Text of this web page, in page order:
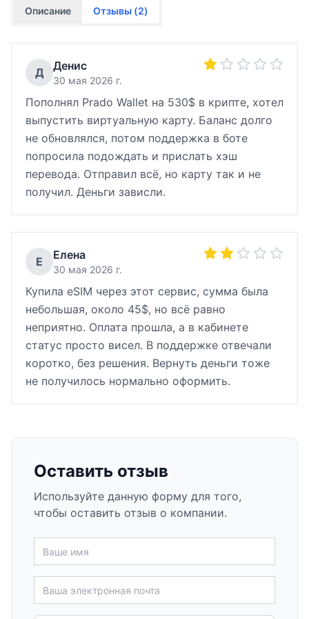
Описание Отзывы (2)
Д Денис
30 мая 2026 г.
Пополнял Prado Wallet на 530$ в крипте, хотел
выпустить виртуальную карту. Баланс долго
не обновлялся, потом поддержка в боте
попросила подождать и прислать хэш
перевода. Отправил всё, но карту так и не
получил. Деньги зависли.
Е Елена
30 мая 2026 г.
Купила eSIM через этот сервис, сумма была
небольшая, около 45$, но всё равно
неприятно. Оплата прошла, а в кабинете
статус просто висел. В поддержке отвечали
коротко, без решения. Вернуть деньги тоже
не получилось нормально оформить.
Оставить отзыв
Используйте данную форму для того,
чтобы оставить отзыв о компании.